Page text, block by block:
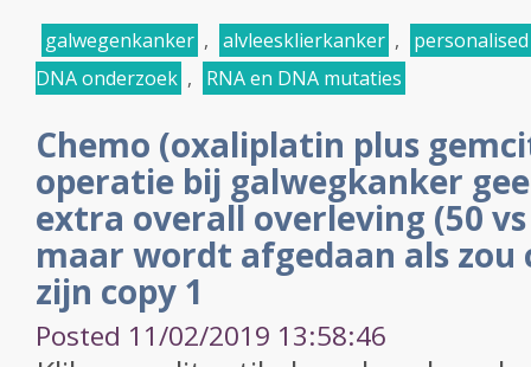
galwegenkanker , alvleesklierkanker ,
DNA onderzoek , RNA en DNA mutaties
Chemo (oxaliplatin plus
operatie bij galwegkanker
extra overall overleving (50
maar wordt afgedaan als zou
zijn copy 1
Posted 11/02/2019 13:58:46